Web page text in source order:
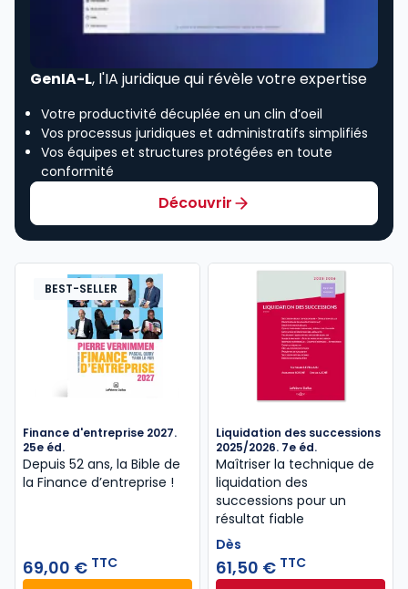
GenIA-L, l'IA juridique qui révèle votre expertise
Votre productivité décuplée en un clin d’oeil
Vos processus juridiques et administratifs simplifiés
Vos équipes et structures protégées en toute
conformité
Découvrir
BEST-SELLER
Finance d'entreprise 2027.
25e éd.
Depuis 52 ans, la Bible de
la Finance d’entreprise​ !
69,00 € TTC
Liquidation des successions
2025/2026. 7e éd.
Maîtriser la technique de
liquidation des
successions pour un
résultat fiable
Dès
61,50 € TTC